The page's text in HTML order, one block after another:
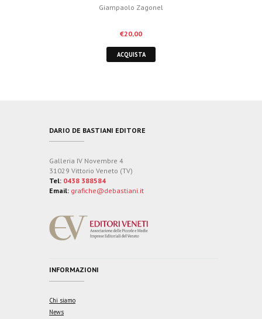
Giampaolo Zagonel
€20,00
ACQUISTA
DARIO DE BASTIANI EDITORE
Galleria IV Novembre 4
31029 Vittorio Veneto (TV)
Tel: 0438 388584
Email: grafiche@debastiani.it
INFORMAZIONI
Chi siamo
News